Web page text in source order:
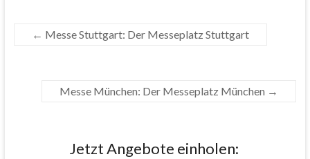
← Messe Stuttgart: Der Messeplatz Stuttgart
Messe München: Der Messeplatz München →
Jetzt Angebote einholen: